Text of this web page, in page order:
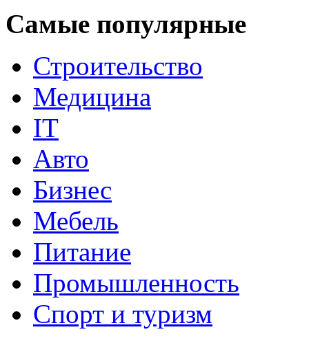
Самые популярные
Строительство
Медицина
IT
Авто
Бизнес
Мебель
Питание
Промышленность
Спорт и туризм